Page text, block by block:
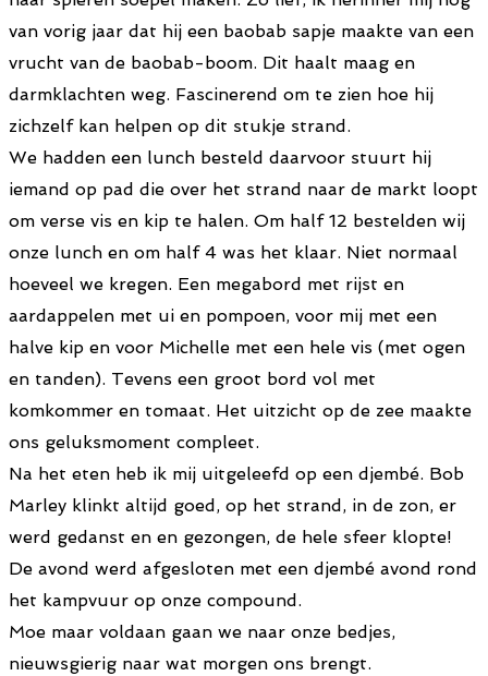
van vorig jaar dat hij een baobab sapje maakte van een
vrucht van de baobab-boom. Dit haalt maag en
darmklachten weg. Fascinerend om te zien hoe hij
zichzelf kan helpen op dit stukje strand.
We hadden een lunch besteld daarvoor stuurt hij
iemand op pad die over het strand naar de markt loopt
om verse vis en kip te halen. Om half 12 bestelden wij
onze lunch en om half 4 was het klaar. Niet normaal
hoeveel we kregen. Een megabord met rijst en
aardappelen met ui en pompoen, voor mij met een
halve kip en voor Michelle met een hele vis (met ogen
en tanden). Tevens een groot bord vol met
komkommer en tomaat. Het uitzicht op de zee maakte
ons geluksmoment compleet.
Na het eten heb ik mij uitgeleefd op een djembé. Bob
Marley klinkt altijd goed, op het strand, in de zon, er
werd gedanst en en gezongen, de hele sfeer klopte!
De avond werd afgesloten met een djembé avond rond
het kampvuur op onze compound.
Moe maar voldaan gaan we naar onze bedjes,
nieuwsgierig naar wat morgen ons brengt.